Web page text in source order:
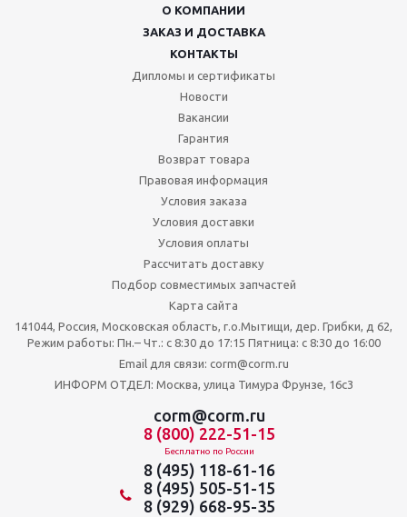
О КОМПАНИИ
ЗАКАЗ И ДОСТАВКА
КОНТАКТЫ
Дипломы и сертификаты
Новости
Вакансии
Гарантия
Возврат товара
Правовая информация
Условия заказа
Условия доставки
Условия оплаты
Рассчитать доставку
Подбор совместимых запчастей
Карта сайта
141044, Россия, Московская область, г.о.Мытищи, дер. Грибки, д 62,
Режим работы: Пн.– Чт.: с 8:30 до 17:15 Пятница: c 8:30 до 16:00
Email для связи: corm@corm.ru
ИНФОРМ ОТДЕЛ: Москва, улица Тимура Фрунзе, 16с3
corm@corm.ru
8 (800) 222-51-15
Бесплатно по России
8 (495) 118-61-16
8 (495) 505-51-15
8 (929) 668-95-35